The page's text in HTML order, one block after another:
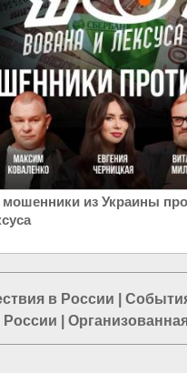
из Украины
в России
России
с преступностью|